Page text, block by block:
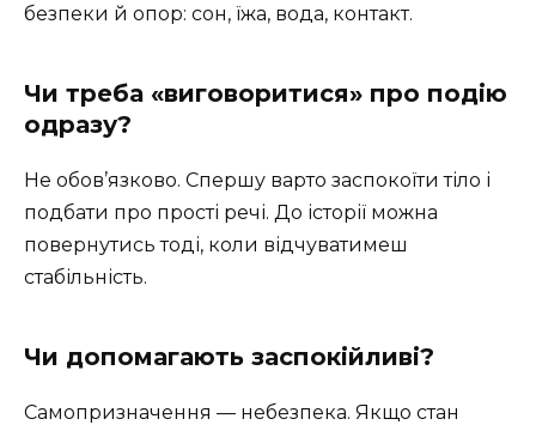
безпеки й опор: сон, їжа, вода, контакт.
Чи треба «виговоритися» про подію
одразу?
Не обов’язково. Спершу варто заспокоїти тіло і
подбати про прості речі. До історії можна
повернутись тоді, коли відчуватимеш
стабільність.
Чи допомагають заспокійливі?
Самопризначення — небезпека. Якщо стан